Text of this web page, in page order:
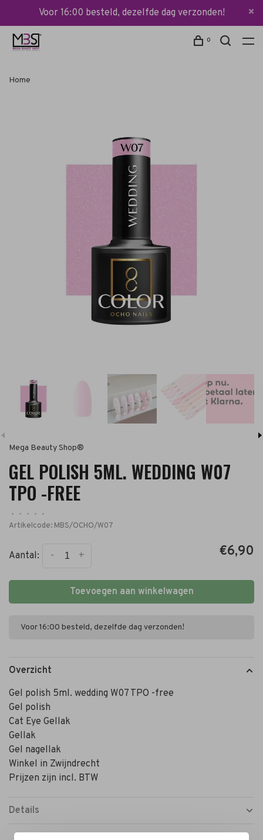
Voor 16:00 besteld, dezelfde dag verzonden!
0
Home
Mega Beauty Shop®
GEL POLISH 5ML. WEDDING W07
TPO -FREE
• • • •
•
Artikelcode: MBS/OCHO/W07
Aantal: +
- €6,90
Toevoegen aan winkelwagen
Voor 16:00 besteld, dezelfde dag verzonden!
Overzicht
Gel polish 5ml. wedding W07 TPO -free
Gel polish
Cat Eye Gellak
Gellak
Gel nagellak
Winkel in Zwijndrecht
Prijzen zijn incl. BTW
Details